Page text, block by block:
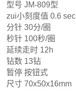
型号 JM-809型
zui小刻度值 0.6 sec
分针 30分/圈
秒针 100秒/圈
延续走时 12h
钻数 13钻
暂停 按钮式
尺寸 70x50x16mm